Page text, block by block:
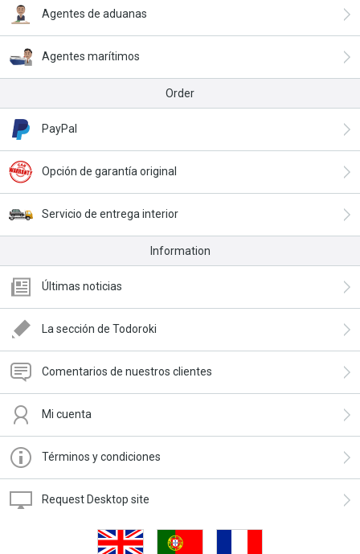
Agentes de aduanas
Agentes marítimos
Order
PayPal
Opción de garantía original
Servicio de entrega interior
Information
Últimas noticias
La sección de Todoroki
Comentarios de nuestros clientes
Mi cuenta
Términos y condiciones
Request Desktop site